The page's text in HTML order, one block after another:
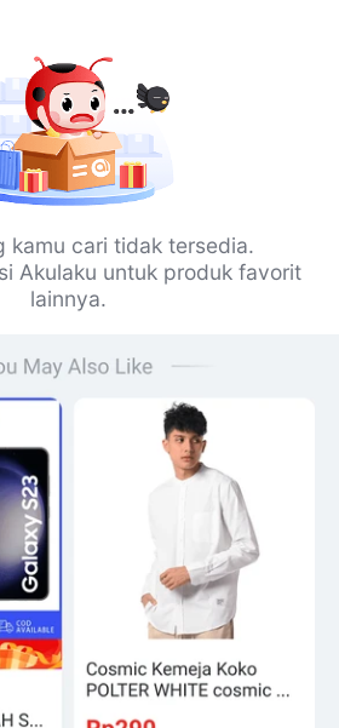
kamu cari tidak tersedia.
Akulaku untuk produk favorit
lainnya.